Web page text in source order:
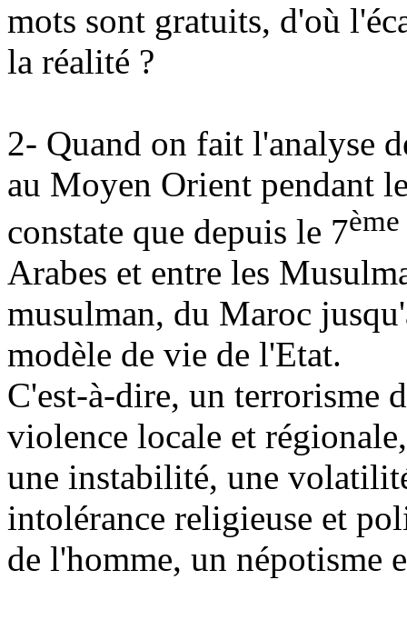
mots sont gratuits, d'où
la réalité ?
2- Quand on fait l'analyse
au Moyen Orient pendant
constate que depuis le 7ème
Arabes et entre les
musulman, du Maroc
modèle de vie de l'Etat.
C'est-à-dire, un terrorisme
violence locale et
une instabilité, une
intolérance religieuse et
de l'homme, un népotisme